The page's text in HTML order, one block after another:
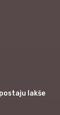
lakše